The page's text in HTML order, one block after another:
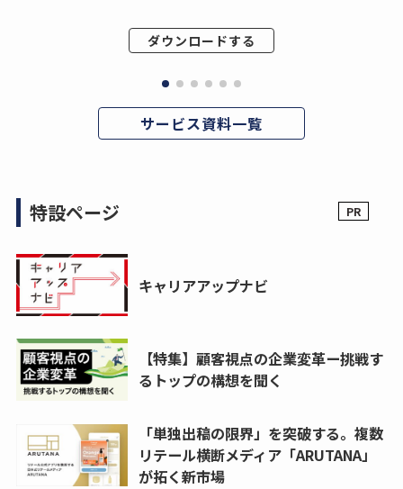
ダウンロードする
サービス資料一覧
特設ページ
キャリアアップナビ
【特集】顧客視点の企業変革ー挑戦す
るトップの構想を聞く
「単独出稿の限界」を突破する。複数
リテール横断メディア「ARUTANA」
が拓く新市場